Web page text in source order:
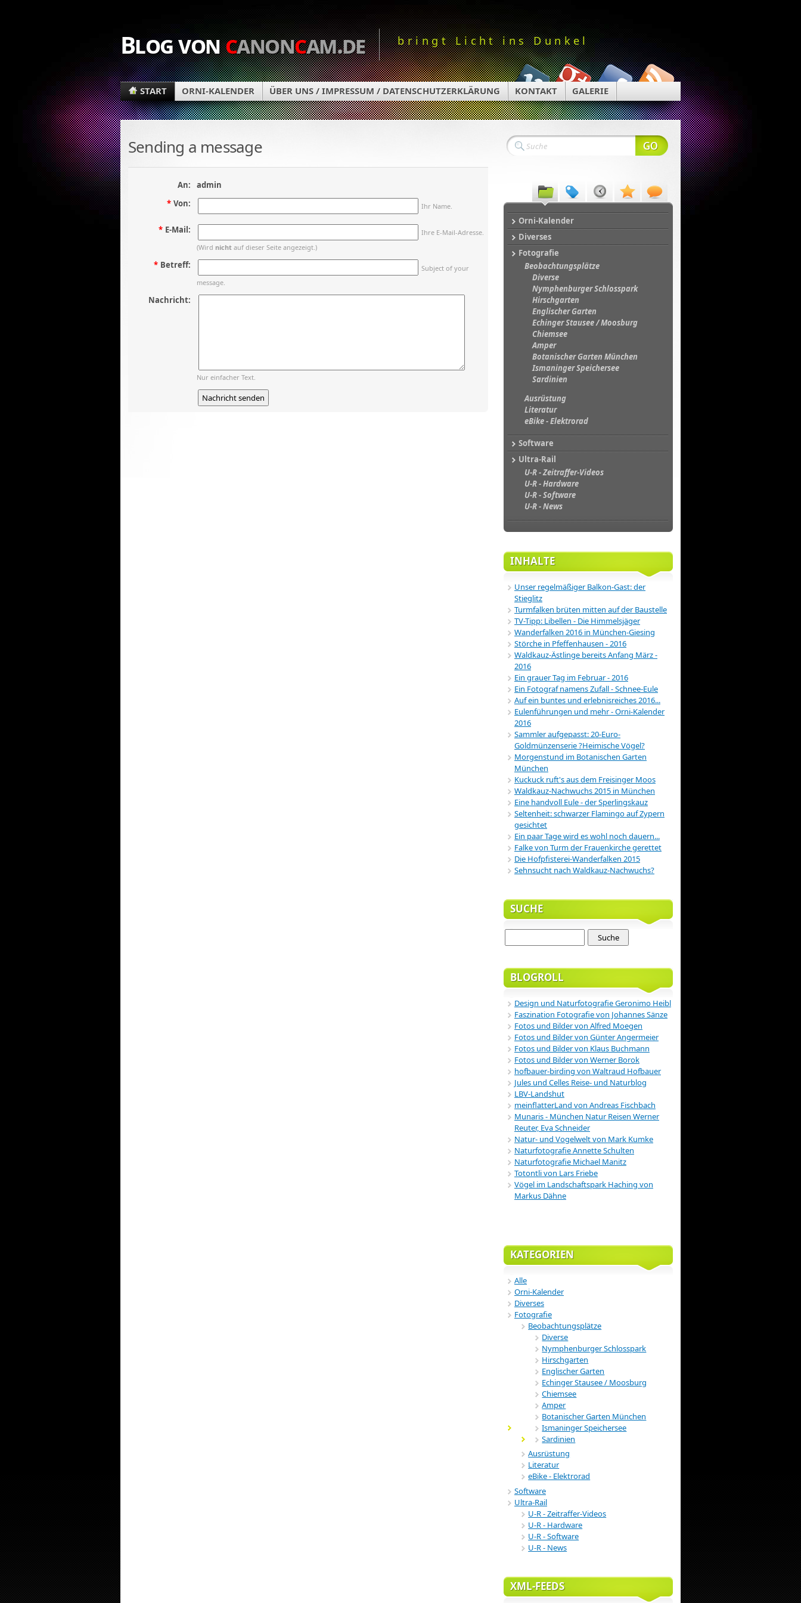
Blog voncanoncam.de bringt Licht ins Dunkel
START ORNI-KALENDER ÜBER UNS / IMPRESSUM / DATENSCHUTZERKLÄRUNG KONTAKT GALERIE
Sending a message
An:
admin
* Von: Ihr Name.
* E-Mail:
Ihre E-Mail-Adresse.
(Wird nichtauf dieser Seite angezeigt.)
* Betreff:
Subject of your
message.
Nachricht:
Nur einfacher Text.
Orni-Kalender
Diverses
Fotografie
Beobachtungsplätze
Diverse
Nymphenburger Schlosspark
Hirschgarten
Englischer Garten
Echinger Stausee / Moosburg
Chiemsee
Amper
Botanischer Garten München
Ismaninger Speichersee
Sardinien
Ausrüstung
Literatur
eBike - Elektrorad
Software
Ultra-Rail
U-R - Zeitraffer-Videos
U-R - Hardware
U-R - Software
U-R - News
INHALTE
Unser regelmäßiger Balkon-Gast: der
Stieglitz
Turmfalken brüten mitten auf der Baustelle
TV-Tipp: Libellen - Die Himmelsjäger
Wanderfalken 2016 in München-Giesing
Störche in Pfeffenhausen - 2016
Waldkauz-Ästlinge bereits Anfang März -
2016
Ein grauer Tag im Februar - 2016
Ein Fotograf namens Zufall - Schnee-Eule
Auf ein buntes und erlebnisreiches 2016...
Eulenführungen und mehr - Orni-Kalender
2016
Sammler aufgepasst: 20-Euro-
Goldmünzenserie ?Heimische Vögel?
Morgenstund im Botanischen Garten
München
Kuckuck ruft's aus dem Freisinger Moos
Waldkauz-Nachwuchs 2015 in München
Eine handvoll Eule - der Sperlingskauz
Seltenheit: schwarzer Flamingo auf Zypern
gesichtet
Ein paar Tage wird es wohl noch dauern...
Falke von Turm der Frauenkirche gerettet
Die Hofpfisterei-Wanderfalken 2015
Sehnsucht nach Waldkauz-Nachwuchs?
SUCHE
BLOGROLL
Design und Naturfotografie Geronimo Heibl
Faszination Fotografie von Johannes Sänze
Fotos und Bilder von Alfred Moegen
Fotos und Bilder von Günter Angermeier
Fotos und Bilder von Klaus Buchmann
Fotos und Bilder von Werner Borok
hofbauer-birding von Waltraud Hofbauer
Jules und Celles Reise- und Naturblog
LBV-Landshut
meinflatterLand von Andreas Fischbach
Munaris - München Natur Reisen Werner
Reuter, Eva Schneider
Natur- und Vogelwelt von Mark Kumke
Naturfotografie Annette Schulten
Naturfotografie Michael Manitz
Totontli von Lars Friebe
Vögel im Landschaftspark Haching von
Markus Dähne
KATEGORIEN
Alle
Orni-Kalender
Diverses
Fotografie
Beobachtungsplätze
Diverse
Nymphenburger Schlosspark
Hirschgarten
Englischer Garten
Echinger Stausee / Moosburg
Chiemsee
Amper
Botanischer Garten München
Ismaninger Speichersee
Sardinien
Ausrüstung
Literatur
eBike - Elektrorad
Software
Ultra-Rail
U-R - Zeitraffer-Videos
U-R - Hardware
U-R - Software
U-R - News
XML-FEEDS